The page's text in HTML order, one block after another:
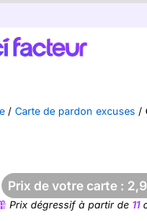
/ Carte de pardon excuses /
Prix de votre carte :
Prix dégressif à partir de 11